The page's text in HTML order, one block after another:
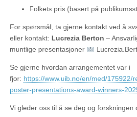
Folkets pris (basert på
For spørsmål, ta gjerne kontakt ved å
eller kontakt: Lucrezia Berton –
muntlige presentasjoner
Se gjerne hvordan arrangementet var i
fjor: https://www.uib.no/en/med/175922/
poster-presentations-award-winners-
Vi gleder oss til å se deg og forskningen